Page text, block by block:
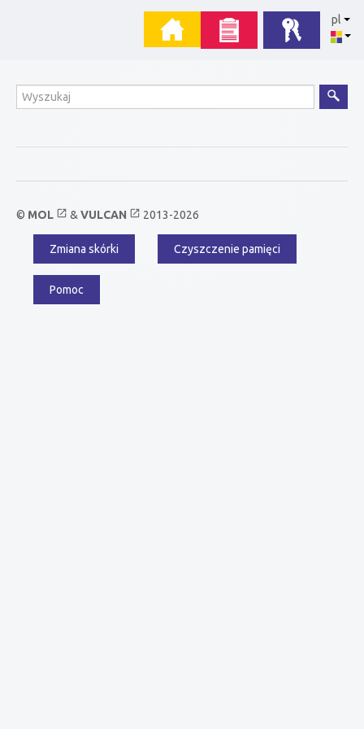
pl
Wyszukiwanie
© MOL open_in_new & VULCAN open_in_new 2013-2026
Menu
dodatkowe
Zmiana skórki Czyszczenie pamięci
Pomoc